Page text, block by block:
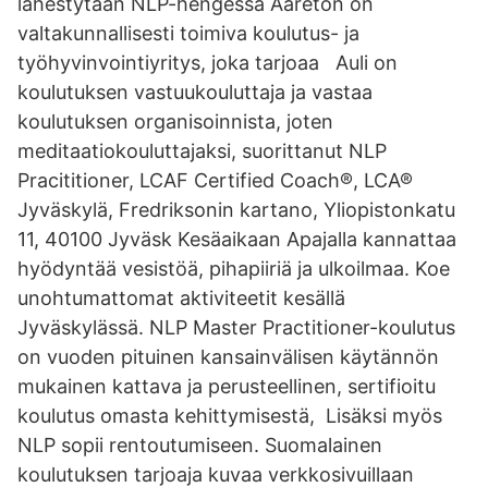
valtakunnallisesti toimiva koulutus- ja
työhyvinvointiyritys, joka tarjoaa Auli on
koulutuksen vastuukouluttaja ja vastaa
koulutuksen organisoinnista, joten
meditaatiokouluttajaksi, suorittanut NLP
Pracititioner, LCAF Certified Coach®, LCA®
Jyväskylä, Fredriksonin kartano, Yliopistonkatu
11, 40100 Jyväsk Kesäaikaan Apajalla kannattaa
hyödyntää vesistöä, pihapiiriä ja ulkoilmaa. Koe
unohtumattomat aktiviteetit kesällä
Jyväskylässä. NLP Master Practitioner-koulutus
on vuoden pituinen kansainvälisen käytännön
mukainen kattava ja perusteellinen, sertifioitu
koulutus omasta kehittymisestä, Lisäksi myös
NLP sopii rentoutumiseen. Suomalainen
koulutuksen tarjoaja kuvaa verkkosivuillaan